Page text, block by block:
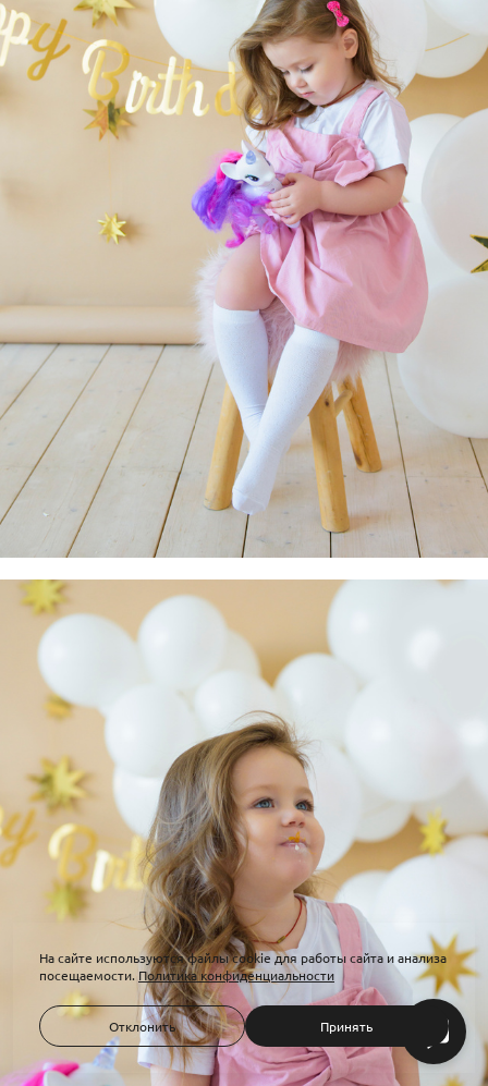
На сайте используются файлы cookie для работы сайта и анализа
посещаемости. Политика конфиденциальности
Отклонить Принять